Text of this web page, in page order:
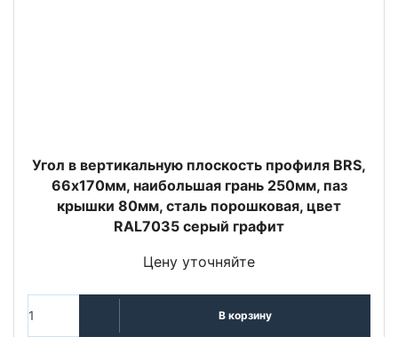
Угол в вертикальную плоскость профиля BRS,
66х170мм, наибoльшая грань 250мм, паз
крышки 80мм, сталь порошковая, цвет
RAL7035 серый графит
Цену уточняйте
В корзину